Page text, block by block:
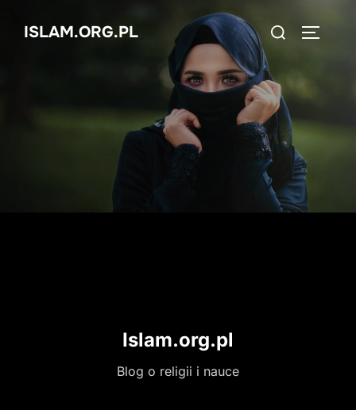
ISLAM.ORG.PL
Search
Islam.org.pl
Blog o religii i nauce